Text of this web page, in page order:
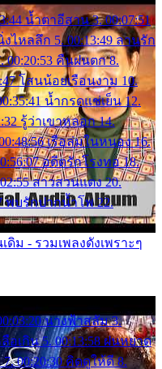
น้ำตาอีสาน 3. 00:07:51
ไหลลึก 5. 00:13:49 ลานรัก
00:20:53 คืนฝนตก 8.
โสนน้อยเรือนงาม 10.
น้ำกรดแช่เย็น 12.
รู้ว่าเขาหลอก 14.
เรือล่มในหนอง 16.
อดีตรักโรงทอ 18.
สาวสวนแตง 20.
พบรักปากน้ำโพ 22.
- รวมเพลงดังเพราะๆ
นางฟ้าสลัม 3.
อเกิน 5. 00:13:58 ฝนหยาด
00:20:30 คิดดูให้ดี 8.